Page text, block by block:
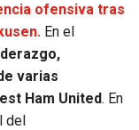
ofensiva tras
En el
varias
Ham United. En
del